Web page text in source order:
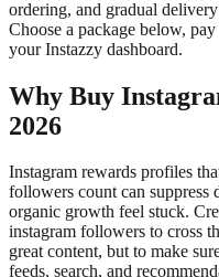
ordering, and gradual
Choose a package below,
your Instazzy dashboard.
Why Buy
2026
Instagram rewards profiles
followers count can suppress
organic growth feel stuck.
instagram followers to cross
great content, but to make
feeds, search, and